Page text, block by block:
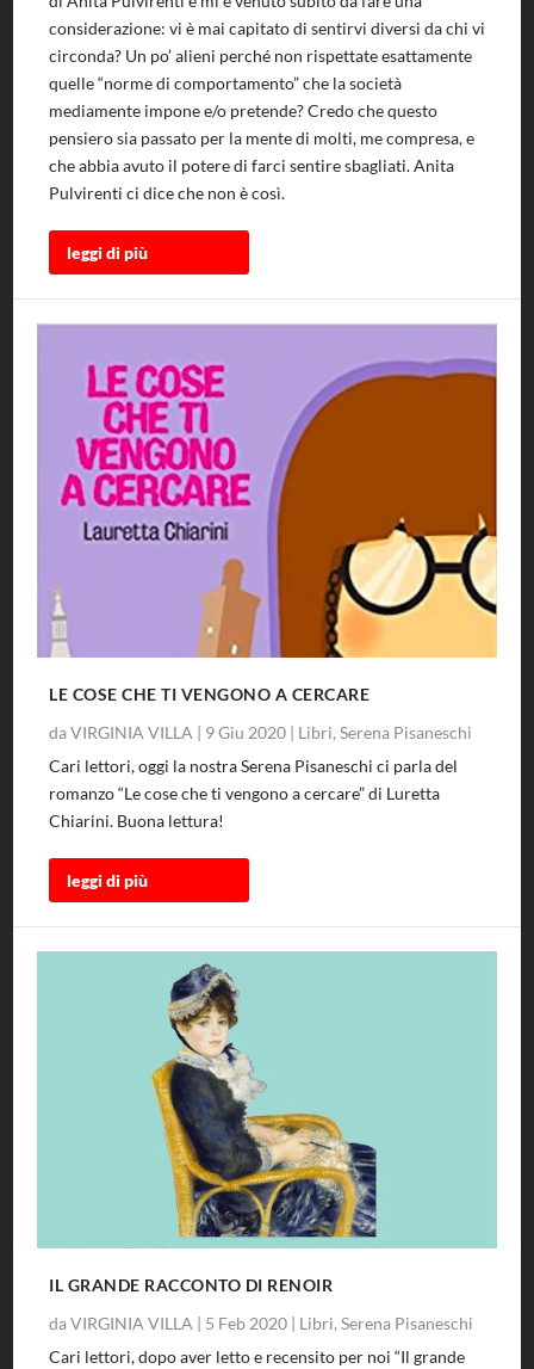
considerazione: vi è mai capitato di sentirvi diversi da chi vi
circonda? Un po’ alieni perché non rispettate esattamente
quelle “norme di comportamento” che la società
mediamente impone e/o pretende? Credo che questo
pensiero sia passato per la mente di molti, me compresa, e
che abbia avuto il potere di farci sentire sbagliati. Anita
Pulvirenti ci dice che non è così.
leggi di più
LE COSE CHE TI VENGONO A CERCARE
daVIRGINIA VILLA | 9 Giu 2020 | Libri,Serena Pisaneschi
Cari lettori, oggi la nostra Serena Pisaneschi ci parla del
romanzo “Le cose che ti vengono a cercare” di Luretta
Chiarini. Buona lettura!
leggi di più
IL GRANDE RACCONTO DI RENOIR
daVIRGINIA VILLA | 5 Feb 2020 | Libri,Serena Pisaneschi
Cari lettori, dopo aver letto e recensito per noi “Il grande